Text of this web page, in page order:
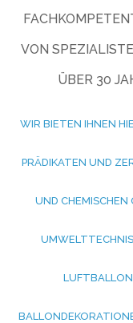
VON
ÜBER 30
WIR BIETEN IHNEN
PRÄDIKATEN UND
UND